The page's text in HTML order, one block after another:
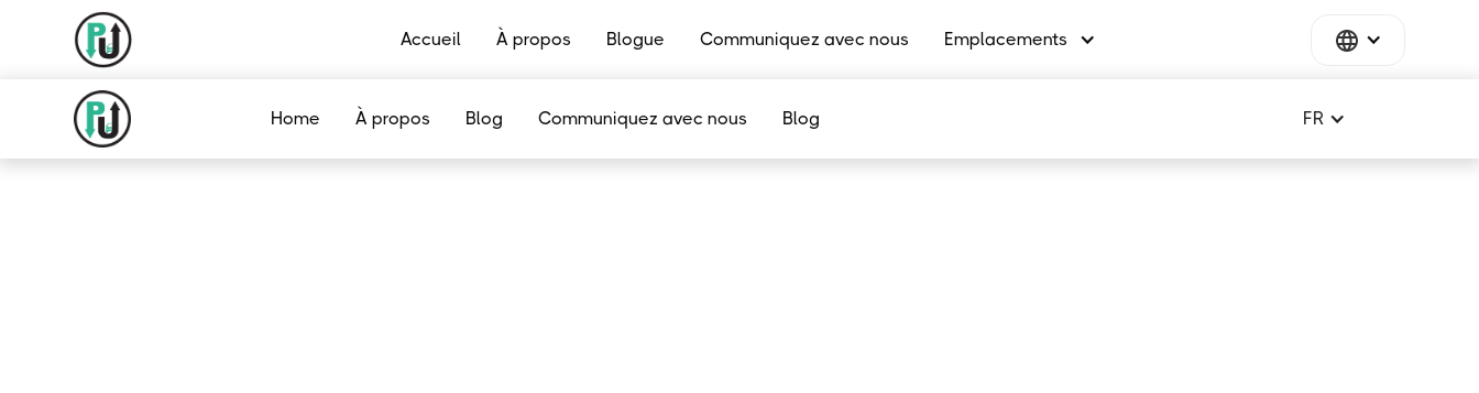
Accueil À propos Blogue Communiquez avec nous Emplacements
Home À propos Blog Communiquez avec nous Blog FR